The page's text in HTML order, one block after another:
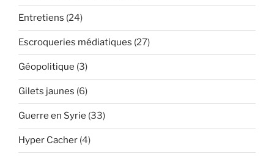
Entretiens (24)
Escroqueries médiatiques (27)
Géopolitique (3)
Gilets jaunes (6)
Guerre en Syrie (33)
Hyper Cacher (4)